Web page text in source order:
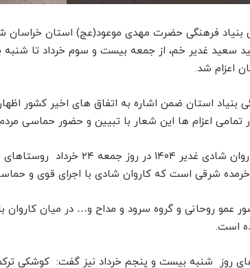
بنیاد فرهنگی حضرت مهدی موعود(عج) استان خراسان
سعید غدیر خم، از جمعه بیست و سوم خرداد تا شنبه
اعزام شد.
بنیاد استان ضمن اشاره به اتفاق های اخیر کشور
تمامی اعزام ها این شعار با تبیین و حضور حماسی
محمدی گفت: مسیر کاروان شادی غدیر
، خرمده شرقی است که کاروان شادی با اجرای قوی و
عمو روحانی و گروه سرود و مداح و… در میان کاروان
است.
روز شنبه بیست و پنجم خرداد نیز گفت: کوشکی